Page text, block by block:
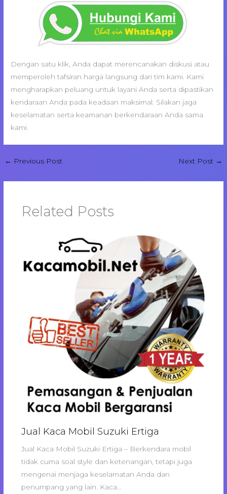
Dengan satu klik, Anda dapat merencanakan diskusi atau
memperoleh tafsiran harga langsung dari tim kami. Kami
mengharapkan peluang untuk layani Anda serta dipastikan
kendaraan Anda pada keadaan maksimal. Silakan jaga
keselamatan serta keamanan berkendaraan Anda sama
kami.
← Previous Post Next Post →
Related Posts
Jual Kaca Mobil Suzuki Ertiga
Jual Kaca Mobil Suzuki Ertiga – Berkendara mobil
tidak cuma soal style dan ketenangan, tetapi juga
mengenai menjaga keselamatan Anda dan
penumpang yang lain. Kaca…